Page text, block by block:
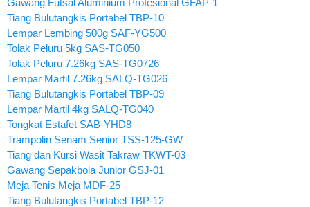
Tiang Bulutangkis Portabel TBP-10
Lempar Lembing 500g SAF-YG500
Tolak Peluru 5kg SAS-TG050
Tolak Peluru 7.26kg SAS-TG0726
Lempar Martil 7.26kg SALQ-TG026
Tiang Bulutangkis Portabel TBP-09
Lempar Martil 4kg SALQ-TG040
Tongkat Estafet SAB-YHD8
Trampolin Senam Senior TSS-125-GW
Tiang dan Kursi Wasit Takraw TKWT-03
Gawang Sepakbola Junior GSJ-01
Meja Tenis Meja MDF-25
Tiang Bulutangkis Portabel TBP-12